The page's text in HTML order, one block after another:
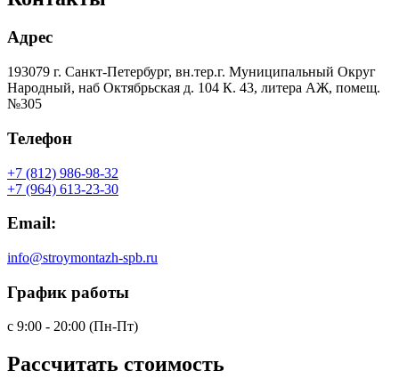
Адрес
193079 г. Санкт-Петербург, вн.тер.г. Муниципальный Округ
Народный, наб Октябрьская д. 104 К. 43, литера АЖ, помещ.
№305
Телефон
+7 (812) 986-98-32
+7 (964) 613-23-30
Email:
info@stroymontazh-spb.ru
График работы
с 9:00 - 20:00 (Пн-Пт)
Рассчитать стоимость